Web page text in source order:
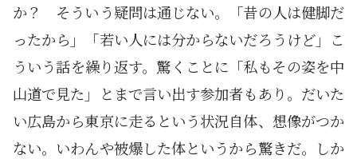
か？ そういう疑問は通じない。「昔の人は健脚だ
ったから」「若い人には分からないだろうけど」こ
ういう話を繰り返す。驚くことに「私もその姿を中
山道で見た」とまで言い出す参加者もあり。だいた
い広島から東京に走るという状況自体、想像がつか
ない。いわんや被爆した体というから驚きだ。しか